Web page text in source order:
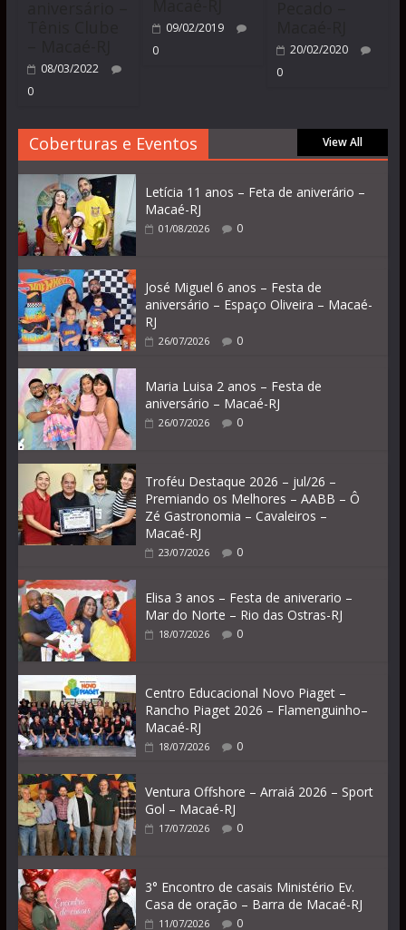
08/03/2022
0
09/02/2019
0
20/02/2020
0
Coberturas e Eventos View All
Letícia 11 anos – Feta de aniverário –
Macaé-RJ
01/08/2026 0
José Miguel 6 anos – Festa de
aniversário – Espaço Oliveira – Macaé-
RJ
26/07/2026 0
Maria Luisa 2 anos – Festa de
aniversário – Macaé-RJ
26/07/2026 0
Troféu Destaque 2026 – jul/26 –
Premiando os Melhores – AABB – Ô
Zé Gastronomia – Cavaleiros –
Macaé-RJ
23/07/2026 0
Elisa 3 anos – Festa de aniverario –
Mar do Norte – Rio das Ostras-RJ
18/07/2026 0
Centro Educacional Novo Piaget –
Rancho Piaget 2026 – Flamenguinho–
Macaé-RJ
18/07/2026 0
Ventura Offshore – Arraiá 2026 – Sport
Gol – Macaé-RJ
17/07/2026 0
3° Encontro de casais Ministério Ev.
Casa de oração – Barra de Macaé-RJ
11/07/2026 0